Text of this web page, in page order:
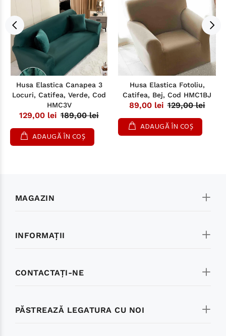
Husa Elastica Canapea 3
Locuri, Catifea, Verde, Cod
HMC3V
129,00 lei 189,00 lei
ADAUGĂ ÎN COȘ
Husa Elastica Fotoliu,
Catifea, Bej, Cod HMC1BJ
89,00 lei 129,00 lei
ADAUGĂ ÎN COȘ
PĂSTREAZĂ LEGATURA CU NOI
MAGAZIN
INFORMAŢII
CONTACTAŢI-NE